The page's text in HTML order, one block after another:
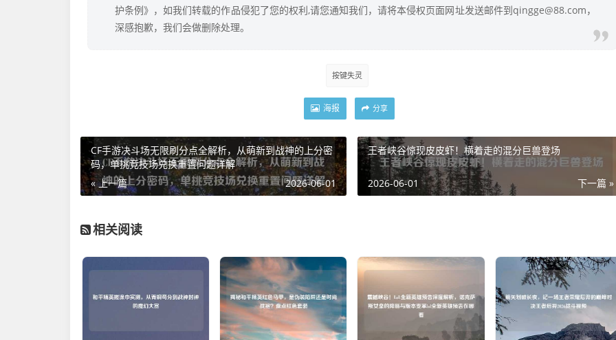
护条例》，如我们转载的作品侵犯了您的权利,请您通知我们，请将本侵权页面网址发送邮件到qingge@88.com，
深感抱歉，我们会做删除处理。
按键失灵
海报 分享
CF手游决斗场无限刷分点全解析，从萌新到战神的上分密
码，单挑竞技场兑换重置问题详解
« 上一篇
2026-06-01
王者峡谷惊现皮皮虾！横着走的混分巨兽登场
下一篇 »
2026-06-01
相关阅读